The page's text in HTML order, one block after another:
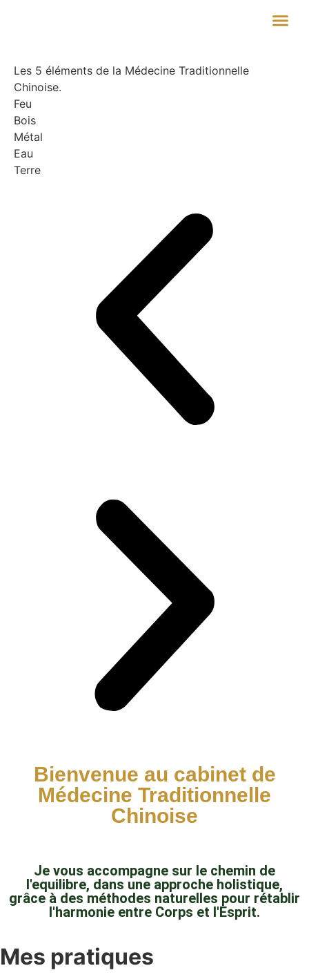
Les 5 éléments de la Médecine Traditionnelle
Chinoise.
Feu
Bois
Métal
Eau
Terre
Bienvenue au cabinet de
Médecine Traditionnelle
Chinoise
Je vous accompagne sur le chemin de
l'equilibre, dans une approche holistique,
grâce à des méthodes naturelles pour rétablir
l'harmonie entre Corps et l'Esprit.
Mes pratiques